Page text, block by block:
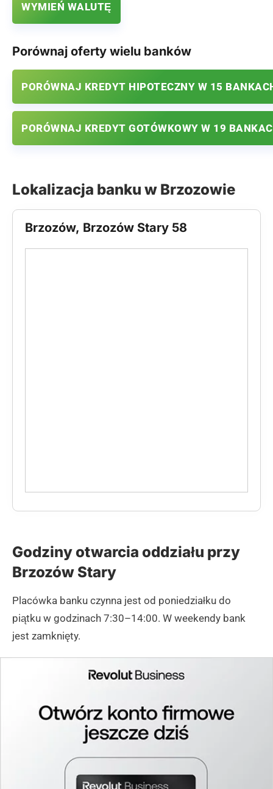
WYMIEŃ WALUTĘ
Porównaj oferty wielu banków
PORÓWNAJ KREDYT HIPOTECZNY W 15
PORÓWNAJ KREDYT GOTÓWKOWY W 19
Lokalizacja banku w Brzozowie
Brzozów, Brzozów Stary 58
Godziny otwarcia oddziału przy
Brzozów Stary
Placówka banku czynna jest od poniedziałku do
piątku w godzinach 7:30–14:00. W weekendy bank
jest zamknięty.